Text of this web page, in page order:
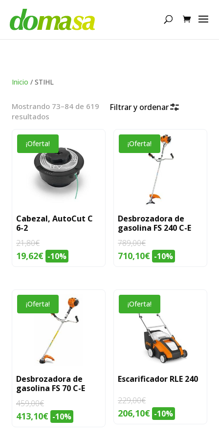
productos
Inicio / STIHL
Mostrando 73–84 de 619
resultados
popularidad
Filtrar y ordenar
¡Oferta!
Cabezal, AutoCut C
6-2
21,80€
El
era:
21,80€.
19,62€El
es:
19,62€.
-10%
¡Oferta!
Desbrozadora de
gasolina FS 240 C-E
789,00€
El
era:
789,00€.
710,10€El
es:
710,10€.
-10%
¡Oferta!
Desbrozadora de
gasolina FS 70 C-E
459,00€
El
413,10€El-10%
¡Oferta!
Escarificador RLE 240
229,00€
El
206,10€El-10%